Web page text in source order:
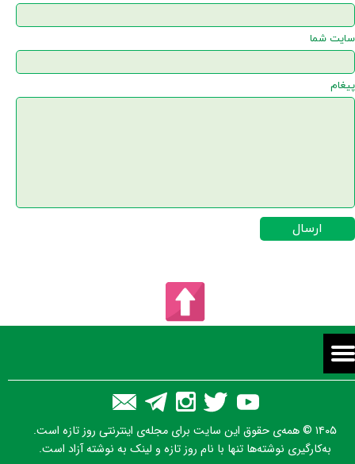
سایت شما
پیغام
ارسال
۱۴۰۵ © همه‌ی حقوق این سایت برای مجله‌ی اینترنتی روز تازه است.
به‌کارگیری نوشته‌ها تنها با نام روز تازه و لینک به نوشته آزاد است.